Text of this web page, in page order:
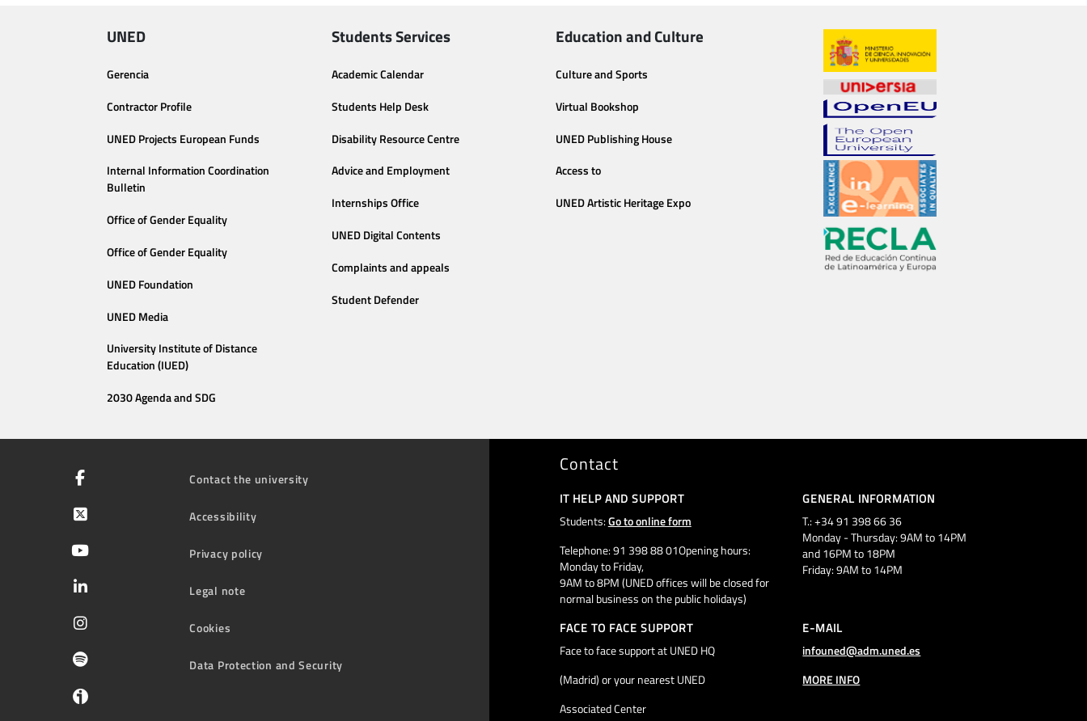
UNED
Gerencia
Contractor Profile
UNED Projects European Funds
Internal Information Coordination
Bulletin
Office of Gender Equality
Office of Gender Equality
UNED Foundation
UNED Media
University Institute of Distance
Education (IUED)
2030 Agenda and SDG
Students Services
Academic Calendar
Students Help Desk
Disability Resource Centre
Advice and Employment
Internships Office
UNED Digital Contents
Complaints and appeals
Student Defender
Education and Culture
Culture and Sports
Virtual Bookshop
UNED Publishing House
Access to
UNED Artistic Heritage Expo
Contact the university
Accessibility
Privacy policy
Legal note
Cookies
Data Protection and Security
Contact
IT HELP AND SUPPORT
Students:Go to online form
Telephone: 91 398 88 01Opening hours:
Monday to Friday,
9AM to 8PM (UNED offices will be closed for
normal business on the public holidays)
GENERAL INFORMATION
T.: +34 91 398 66 36
Monday - Thursday: 9AM to 14PM
and 16PM to 18PM
Friday: 9AM to 14PM
FACE TO FACE SUPPORT
Face to face support at UNED HQ
(Madrid) or your nearest UNED
Associated Center
E-MAIL
infouned@adm.uned.es
MORE INFO